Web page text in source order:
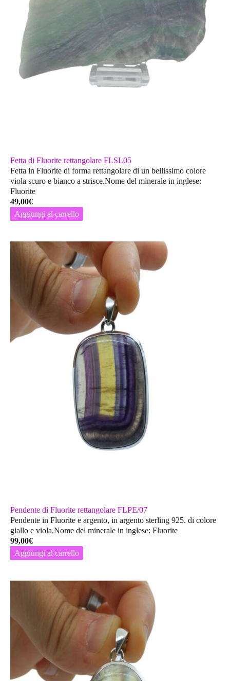
Fetta di Fluorite rettangolare FLSL05
Fetta in Fluorite di forma rettangolare di un bellissimo colore
viola scuro e bianco a strisce.Nome del minerale in inglese:
Fluorite
49,00€
Aggiungi al carrello
Pendente di Fluorite rettangolare FLPE/07
Pendente in Fluorite e argento, in argento sterling 925. di colore
giallo e viola.Nome del minerale in inglese: Fluorite
99,00€
Aggiungi al carrello